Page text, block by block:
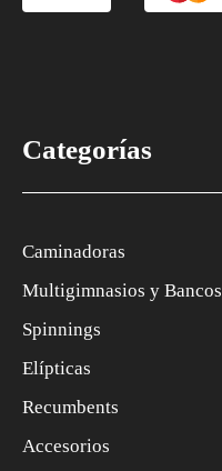
Categorías
Caminadoras
Multigimnasios y Bancos
Spinnings
Elípticas
Recumbents
Accesorios